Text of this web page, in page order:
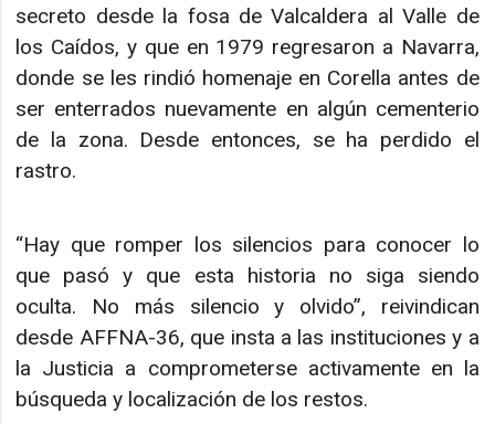
secreto desde la fosa de Valcaldera al Valle de
los Caídos, y que en 1979 regresaron a Navarra,
donde se les rindió homenaje en Corella antes de
ser enterrados nuevamente en algún cementerio
de la zona. Desde entonces, se ha perdido el
rastro.
“Hay que romper los silencios para conocer lo
que pasó y que esta historia no siga siendo
oculta. No más silencio y olvido”, reivindican
desde AFFNA-36, que insta a las instituciones y a
la Justicia a comprometerse activamente en la
búsqueda y localización de los restos.